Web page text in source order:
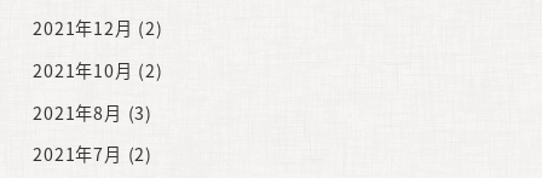
2021年12月 (2)
2021年10月 (2)
2021年8月 (3)
2021年7月 (2)